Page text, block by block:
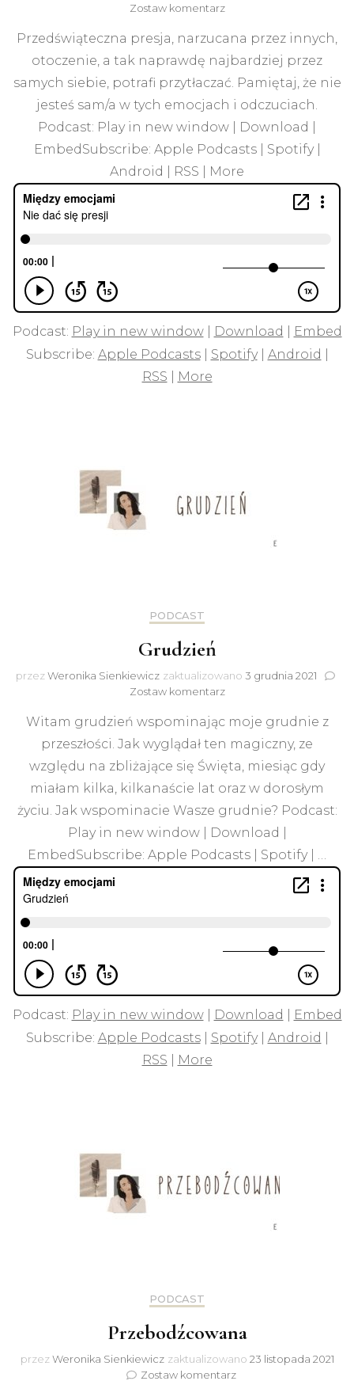
Zostaw komentarzdo
dać
się
presji
Przedświąteczna presja, narzucana przez innych,
otoczenie, a tak naprawdę najbardziej przez
samych siebie, potrafi przytłaczać. Pamiętaj, że nie
jesteś sam/a w tych emocjach i odczuciach.
Podcast: Play in new window | Download |
EmbedSubscribe: Apple Podcasts | Spotify |
Android | RSS | More
Podcast: Play in new window| Download
Embed
Subscribe: Apple Podcasts| Spotify| Android
RSS
More
PODCAST
Grudzień
przezWeronika Sienkiewicz zaktualizowano 3 grudnia 2021
Zostaw komentarzdo
Witam grudzień wspominając moje grudnie z
przeszłości. Jak wyglądał ten magiczny, ze
względu na zbliżające się Święta, miesiąc gdy
miałam kilka, kilkanaście lat oraz w dorosłym
życiu. Jak wspominacie Wasze grudnie? Podcast:
Play in new window | Download |
EmbedSubscribe: Apple Podcasts | Spotify | …
Podcast: Play in new window| Download
Embed
Subscribe: Apple Podcasts| Spotify| Android
RSS
More
PODCAST
Przebodźcowana
przezWeronika Sienkiewicz zaktualizowano 23 listopada 2021
Zostaw komentarzdo